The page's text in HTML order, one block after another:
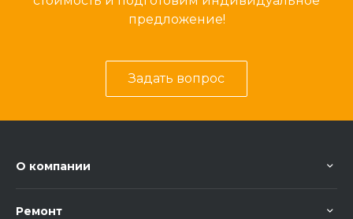
предложение!
Задать вопрос
О компании
Ремонт